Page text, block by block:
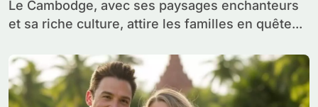
Le Cambodge, avec ses paysages enchanteurs
et sa riche culture, attire les familles en quête...